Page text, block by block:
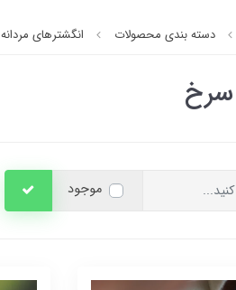
دسته بندی محصولات انگشترهای مردانه
موجود